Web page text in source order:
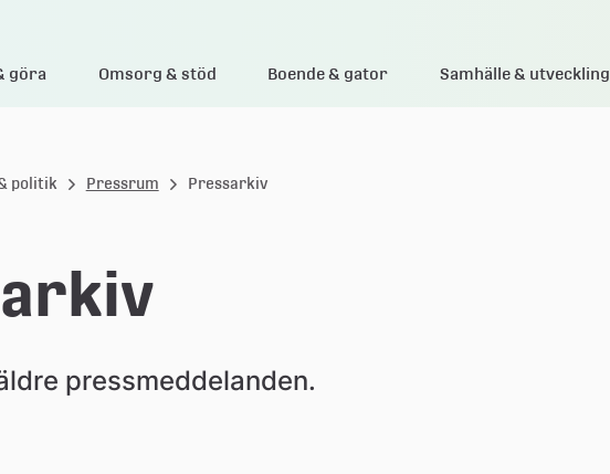
göra Omsorg & stöd Boende & gator Samhälle & utveckling
politik Pressrum Pressarkiv
pressmeddelanden.